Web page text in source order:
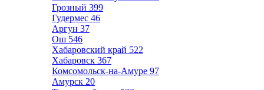
Грозный 399
Гудермес 46
Аргун 37
Ош 546
Хабаровский край 522
Хабаровск 367
Комсомольск-на-Амуре 97
Амурск 20